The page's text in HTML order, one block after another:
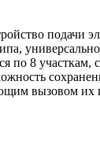
подачи
по 8 участкам,
вызовом их